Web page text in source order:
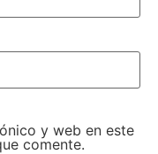
y web en este
comente.